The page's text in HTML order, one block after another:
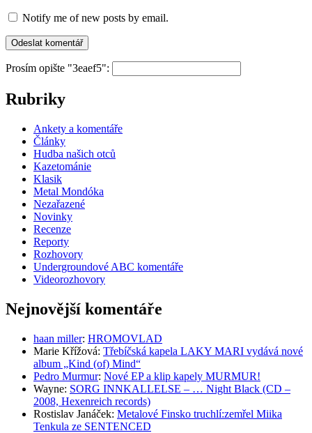
Notify me of new posts by email.
Prosím opište "3eaef5":
Rubriky
Ankety a komentáře
Články
Hudba našich otců
Kazetománie
Klasik
Metal Mondóka
Nezařazené
Novinky
Recenze
Reporty
Rozhovory
Undergroundové ABC komentáře
Videorozhovory
Nejnovější komentáře
haan miller: HROMOVLAD
Marie Křížová: Třebíčská kapela LAKY MARI vydává nové
album „Kind (of) Mind“
Pedro Murmur: Nové EP a klip kapely MURMUR!
Wayne: SORG INNKALLELSE – … Night Black (CD –
2008, Hexenreich records)
Rostislav Janáček: Metalové Finsko truchlí:zemřel Miika
Tenkula ze SENTENCED